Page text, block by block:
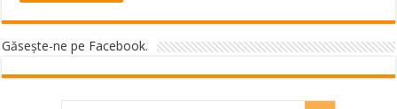
Găseşte-ne pe Facebook.